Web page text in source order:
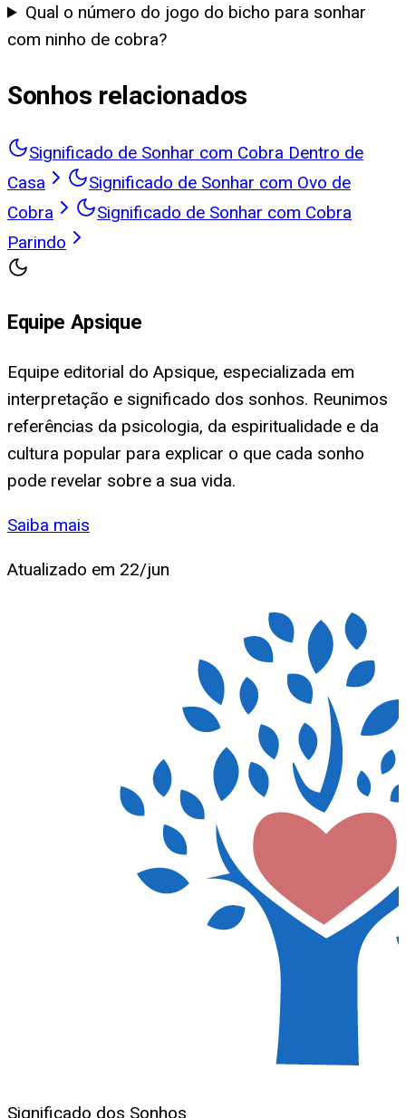
Qual o número do jogo do bicho para sonhar
com ninho de cobra?
Sonhos relacionados
Significado de Sonhar com Cobra Dentro de
Casa
Significado de Sonhar com Ovo de
Cobra
Significado de Sonhar com Cobra
Parindo
Equipe Apsique
Equipe editorial do Apsique, especializada em
interpretação e significado dos sonhos. Reunimos
referências da psicologia, da espiritualidade e da
cultura popular para explicar o que cada sonho
pode revelar sobre a sua vida.
Saiba mais
Atualizado em 22/jun
Significado dos Sonhos